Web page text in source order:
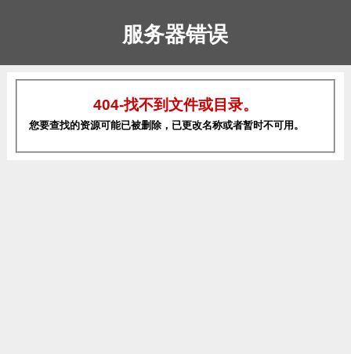
服务器错误
404-找不到文件或目录。
您要查找的资源可能已被删除，已更改名称或者暂时不可用。